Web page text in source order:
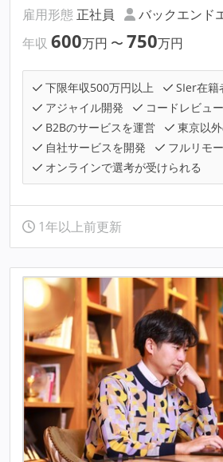
雇用形態 正社員 バックエンド
年収 600万円 〜 750万円
下限年収500万円以上
SIer在籍
アジャイル開発
コードレビュ
B2Bのサービスを運営
東京以
自社サービスを開発
フルリモ
オンラインで選考が受けられる
1年以上前更新